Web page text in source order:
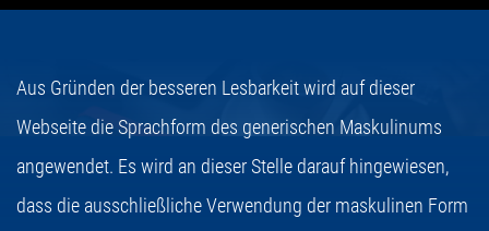
Aus Gründen der besseren Lesbarkeit wird auf dieser
Webseite die Sprachform des generischen Maskulinums
angewendet. Es wird an dieser Stelle darauf hingewiesen,
dass die ausschließliche Verwendung der maskulinen Form